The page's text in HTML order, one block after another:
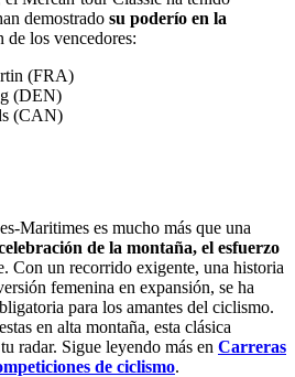
demostrado su poderío en la
de los vencedores:
(FRA)
(DEN)
(CAN)
Maritimes es mucho más que una
de la montaña, el esfuerzo
Con un recorrido exigente, una historia
femenina en expansión, se ha
para los amantes del ciclismo.
en alta montaña, esta clásica
radar. Sigue leyendo más en Carreras
de ciclismo.